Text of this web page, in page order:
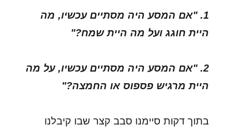
1. "אם המסע היה מסתיים עכשיו, מה
היית חוגג ועל מה היית שמח?"
2. "אם המסע היה מסתיים עכשיו, על מה
היית מרגיש פספוס או החמצה?"
בתוך דקות סיימנו סבב קצר שבו קיבלנו